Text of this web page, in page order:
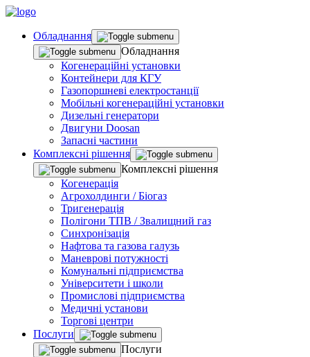
Обладнання
Обладнання
Когенераційні установки
Контейнери для КГУ
Газопоршневі електростанції
Мобільні когенераційні установки
Дизельні генератори
Двигуни Doosan
Запасні частини
Комплекснi рiшення
Комплекснi рiшення
Когенерація
Агрохолдинги / Біогаз
Тригенерація
Полігони ТПВ / Звалищний газ
Синхронізація
Нафтова та газова галузь
Маневрові потужності
Комунальні підприємства
Університети і школи
Промислові підприємства
Медичні установи
Торгові центри
Послуги
Послуги